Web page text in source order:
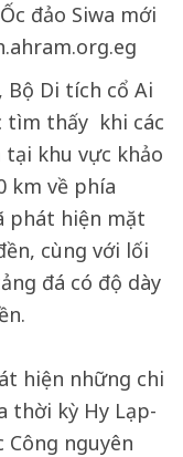
đảo Siwa mới
Di tích cổ Ai
tìm thấy khi các
khu vực khảo
km về phía
phát hiện mặt
cùng với lối
đá có độ dày
hiện những chi
thời kỳ Hy Lạp-
nguyên